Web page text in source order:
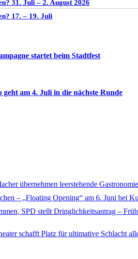
31. Juli – 2. August 2026
17. – 19. Juli
startet beim Stadtfest
am 4. Juli in die nächste Runde